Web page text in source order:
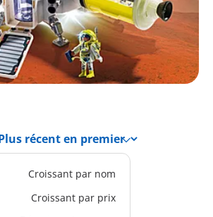
Croissant par nom
Croissant par prix